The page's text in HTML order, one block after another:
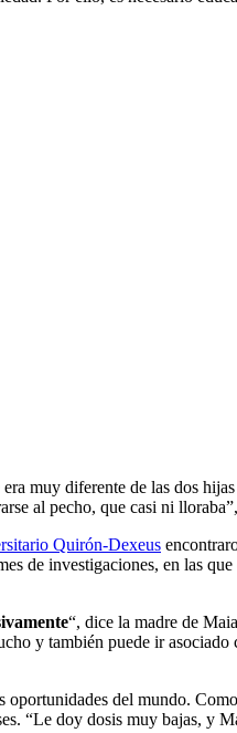
muy diferente de las dos hijas
al pecho, que casi ni
Quirón-Dexeus
de investigaciones, en las
“, dice la madre de
y también puede ir
del mundo.
“Le doy dosis muy bajas, y